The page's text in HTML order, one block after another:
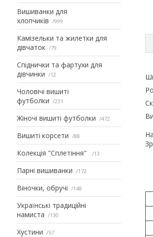
Вишиванки для
хлопчиків
999
Камізельки та жилетки для
дівчаток
79
Спіднички та фартухи для
дівчинки
12
Чоловічі вишиті
футболки
231
Жіночі вишиті футболки 472
Вишиті корсети 88
Колекція "Сплетіння" 13
Парні вишиванки 172
Віночки, обручі 148
Українські традиційні
намиста
130
Хустини 57